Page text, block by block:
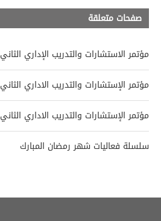
صفحات متعلقة
مؤتمر الاستشارات والتدريب الإداري الثاني 2024
مؤتمر الإستشارات والتدريب الاداري الثاني 2024
مؤتمر الإستشارات والتدريب الاداري الثاني 2024
سلسلة فعاليات شهر رمضان المبارك